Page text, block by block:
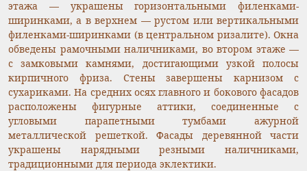
этажа — украшены горизонтальными филенками-
ширинками, а в верхнем — рустом или вертикальными
филенками-ширинками (в центральном ризалите). Окна
обведены рамочными наличниками, во втором этаже —
с замковыми камнями, достигающими узкой полосы
кирпичного фриза. Стены завершены карнизом с
сухариками. На средних осях главного и бокового фасадов
расположены фигурные аттики, соединенные с
угловыми парапетными тумбами ажурной
металлической решеткой. Фасады деревянной части
украшены нарядными резными наличниками,
традиционными для периода эклектики.